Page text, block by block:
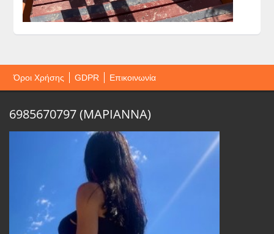
Όροι Χρήσης GDPR Επικοινωνία
6985670797 (ΜΑΡΙΑΝΝΑ)